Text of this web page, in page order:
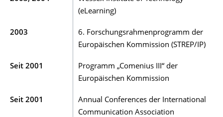
(eLearning)
2003
6. Forschungsrahmenprogramm der
Europäischen Kommission (STREP/IP)
Seit 2001
Programm „Comenius III“ der
Europäischen Kommission
Seit 2001
Annual Conferences der International
Communication Association